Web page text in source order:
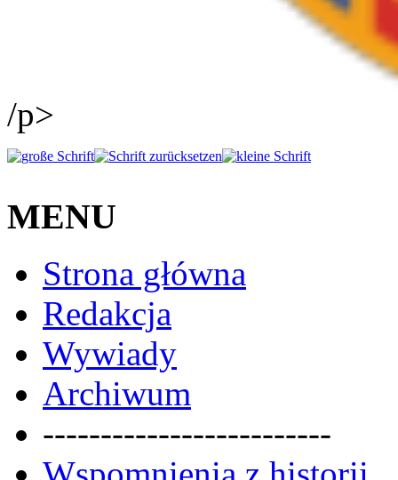
/p>
MENU
Strona główna
Redakcja
Wywiady
Archiwum
-------------------------